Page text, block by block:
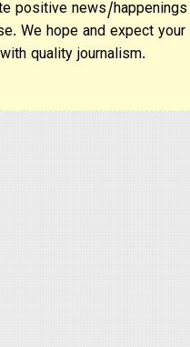
positive news/
We hope and expect
quality journalism.